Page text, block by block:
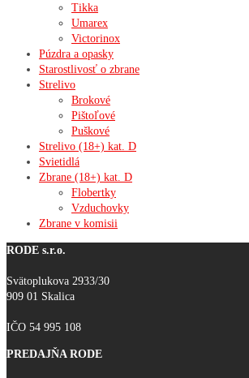
Tikka
Umarex
Victorinox
Púzdra a opasky
Starostlivosť o zbrane
Strelivo
Brokové
Pištoľové
Puškové
Strelivo (18+) kat. D
Svietidlá
Zbrane (18+) kat. D
Flobertky
Vzduchovky
Zbrane v komisii
RODE s.r.o.
Svätoplukova 2933/30
909 01 Skalica
IČO 54 995 108
PREDAJŇA RODE